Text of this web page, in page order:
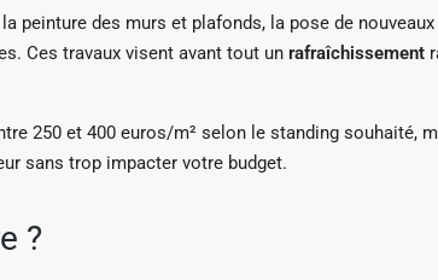
des murs et plafonds, la pose de
Ces travaux visent avant tout un rafraîchissement
250 et 400 euros/m² selon le standing souhaité,
sans trop impacter votre budget.
?